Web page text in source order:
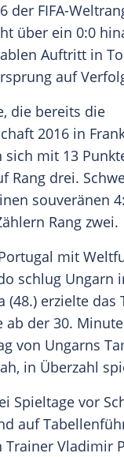
der FIFA-
über ein 0:0
Auftritt in
auf
, die bereits die
2016 in
sich mit 13
Rang drei.
souveränen
Rang zwei.
mit
schlug Ungarn
(48.) erzielte das
ab der 30.
von Ungarns
in Überzahl
Spieltage vor
auf
Trainer Vladimir